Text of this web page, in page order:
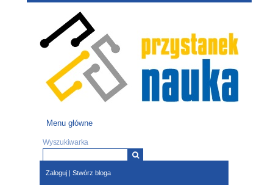
Przejdź do treści
Menu główne
Menu główne
Formularz wyszukiwania
Wyszukiwarka
Zaloguj | Stwórz bloga